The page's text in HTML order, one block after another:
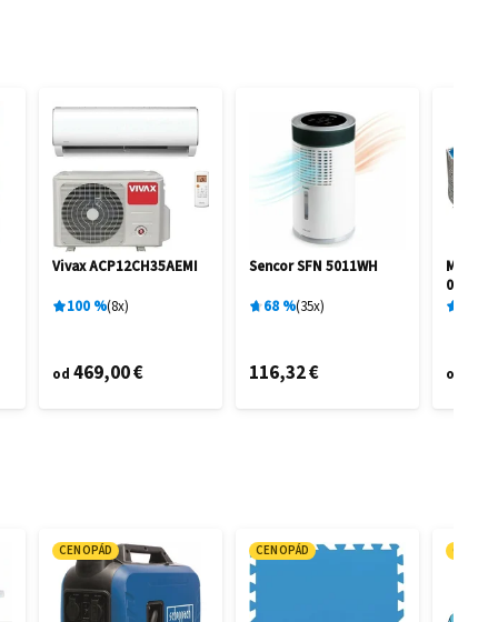
Vivax ACP12CH35AEMI
100 % 8x
od 469,00 €
Sencor SFN 5011WH
68 % 35x
116,32 €
0,91 M
od
CENOPÁD CENOPÁD